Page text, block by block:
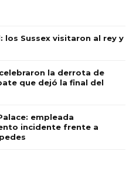
los Sussex visitaron al rey y
la derrota de
que dejó la final del
empleada
incidente frente a